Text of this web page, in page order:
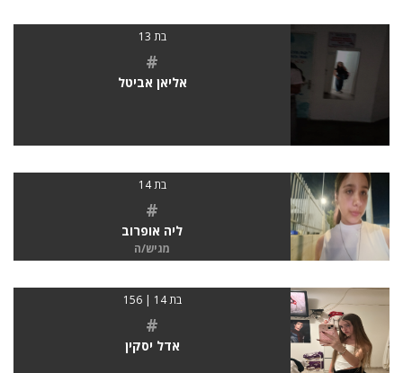
בת 13
#
אליאן אביטל
בת 14
#
ליה אופרוב
מגיש/ה
בת 14 | 156
#
אדל יסקין